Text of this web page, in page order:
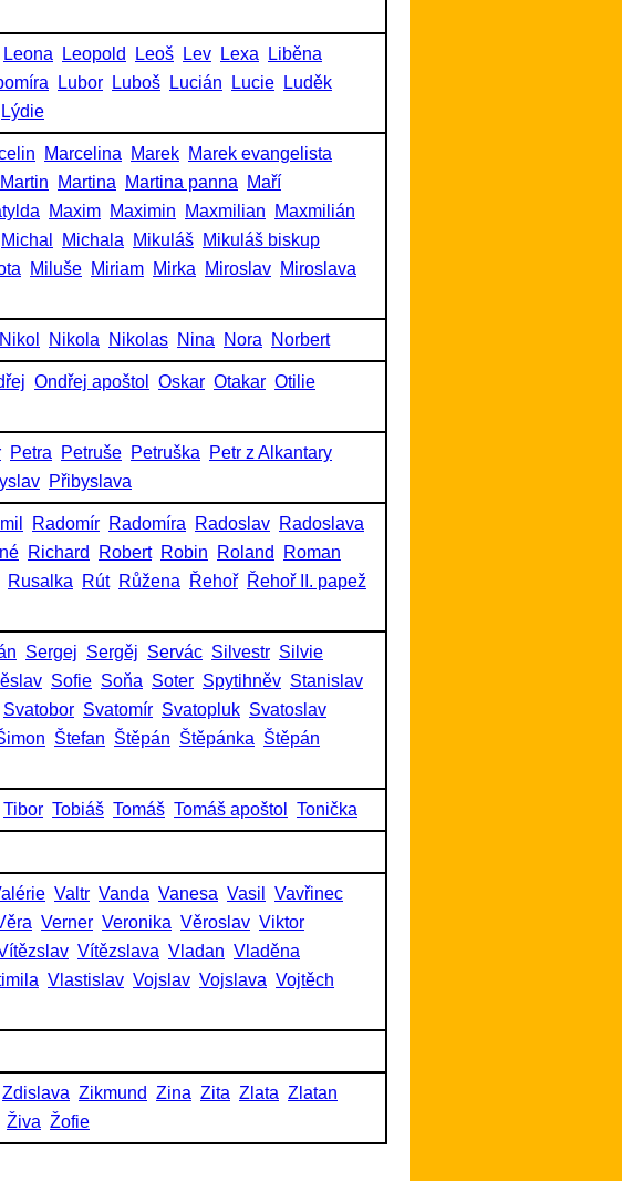
Leona Leopold Leoš Lev Lexa
Liběna
Lubor Luboš Lucián Lucie
Luděk
Lýdie
Marcelina Marek Marek evangelista
Martin Martina Martina panna
Maří
Maxim Maximin Maxmilian
Maxmilián
Michal Michala Mikuláš Mikuláš biskup
Miluše Miriam Mirka Miroslav Miroslava
Nikol Nikola Nikolas Nina Nora Norbert
Ondřej apoštol Oskar Otakar Otilie
Petra Petruše Petruška
Petr z Alkantary
Přibyslava
Radomír Radomíra Radoslav Radoslava
Richard Robert Robin Roland
Roman
Rusalka Rút Růžena Řehoř Řehoř II. papež
Sergej Sergěj Servác Silvestr Silvie
Sofie Soňa Soter Spytihněv Stanislav
Svatobor Svatomír Svatopluk Svatoslav
Štefan Štěpán Štěpánka Štěpán
Tibor Tobiáš Tomáš Tomáš apoštol Tonička
Valtr Vanda Vanesa Vasil
Vavřinec
Verner Veronika Věroslav Viktor
Vítězslava Vladan Vladěna
Vlastislav Vojslav Vojslava Vojtěch
Zdislava Zikmund Zina Zita Zlata Zlatan
Živa Žofie